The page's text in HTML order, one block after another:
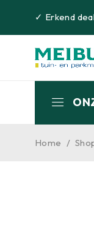
✓ Erkend
Home /